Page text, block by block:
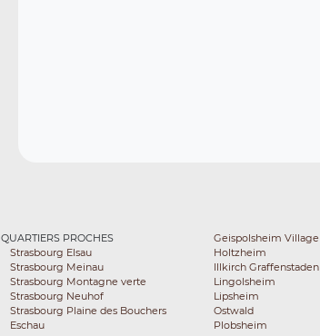
QUARTIERS PROCHES
Strasbourg Elsau
Strasbourg Meinau
Strasbourg Montagne verte
Strasbourg Neuhof
Strasbourg Plaine des Bouchers
Eschau
Geispolsheim Village
Holtzheim
Illkirch Graffenstaden
Lingolsheim
Lipsheim
Ostwald
Plobsheim